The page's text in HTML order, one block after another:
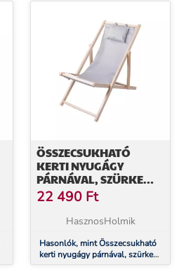
ÖSSZECSUKHATÓ
KERTI NYUGÁGY
PÁRNÁVAL, SZÜRKE
SZÍNBEN
22 490 Ft
HasznosHolmik
Hasonlók, mint Összecsukható
kerti nyugágy párnával, szürke
színben